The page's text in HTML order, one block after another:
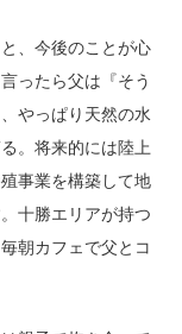
、今後のことが心
ったら父は『そう
やっぱり天然の水
。将来的には陸上
事業を構築して地
十勝エリアが持つ
朝カフェで父とコ